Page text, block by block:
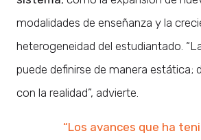
modalidades de enseñanza y la
heterogeneidad del estudiantado.
puede definirse de manera estática;
con la realidad”, advierte.
“Los avances que ha